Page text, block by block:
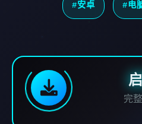
#安卓 #电
完